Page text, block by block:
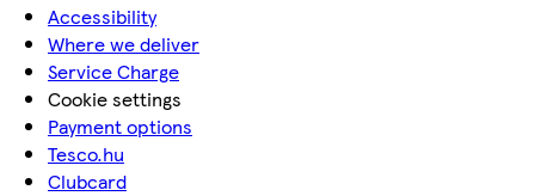
Accessibility
Where we deliver
Service Charge
Cookie settings
Payment options
Tesco.hu
Clubcard